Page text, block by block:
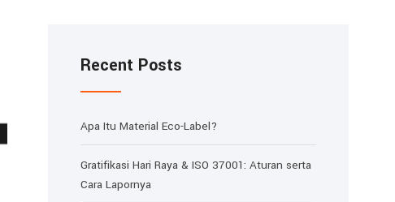
Recent Posts
Apa Itu Material Eco-Label?
Gratifikasi Hari Raya & ISO 37001: Aturan serta
Cara Lapornya